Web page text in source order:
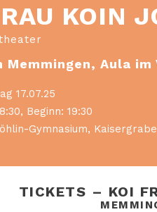
KOIN
Memmingen, Aula
17.07.25
Beginn: 19:30
Gymnasium,
TICKETS – KOI